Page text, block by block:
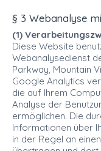
§ 3 Webanalyse
(1)
Diese Website
Webanalysedienst
Parkway, Mountain
Google Analytics
die auf Ihrem
Analyse der
ermöglichen. Die
Informationen über
in der Regel an